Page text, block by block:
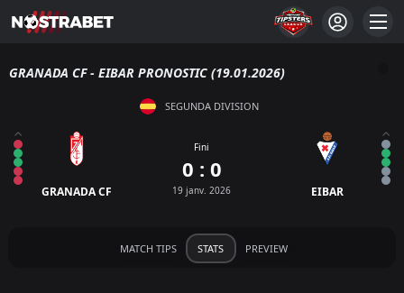
GRANADA CF - EIBAR PRONOSTIC (19.01.2026)
SEGUNDA DIVISION
GRANADA CF
Fini
0 : 0
19 janv. 2026 EIBAR
MATCH TIPS STATS PREVIEW